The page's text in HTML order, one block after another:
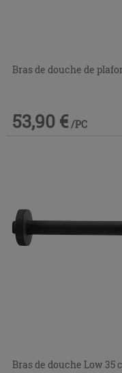
Bras de douche de
53,90 € /PC
Bras de douche Low 35